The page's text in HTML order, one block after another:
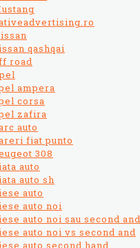
qashqai
road
ampera
corsa
zafira
auto
fiat punto
308
auto
auto sh
auto
auto noi
auto noi sau second and
auto noi vs second and
auto second hand